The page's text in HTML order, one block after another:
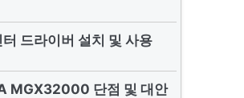
터 드라이버 설치 및 사용
MGX32000 단점 및 대안